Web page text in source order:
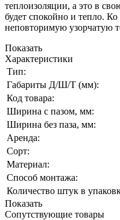
теплоизоляции, а это в
будет спокойно и тепло.
неповторимую узорчатую
Показать
Характеристики
Тип:
Габариты Д/Ш/Т (мм):
Код товара:
Ширина с пазом, мм:
Ширина без паза, мм:
Аренда:
Сорт:
Материал:
Способ монтажа:
Количество штук в
Показать
Сопутствующие товары